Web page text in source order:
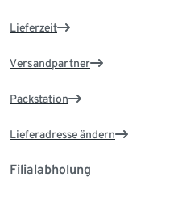
Lieferzeit
Versandpartner
Packstation
Lieferadresse ändern
Filialabholung